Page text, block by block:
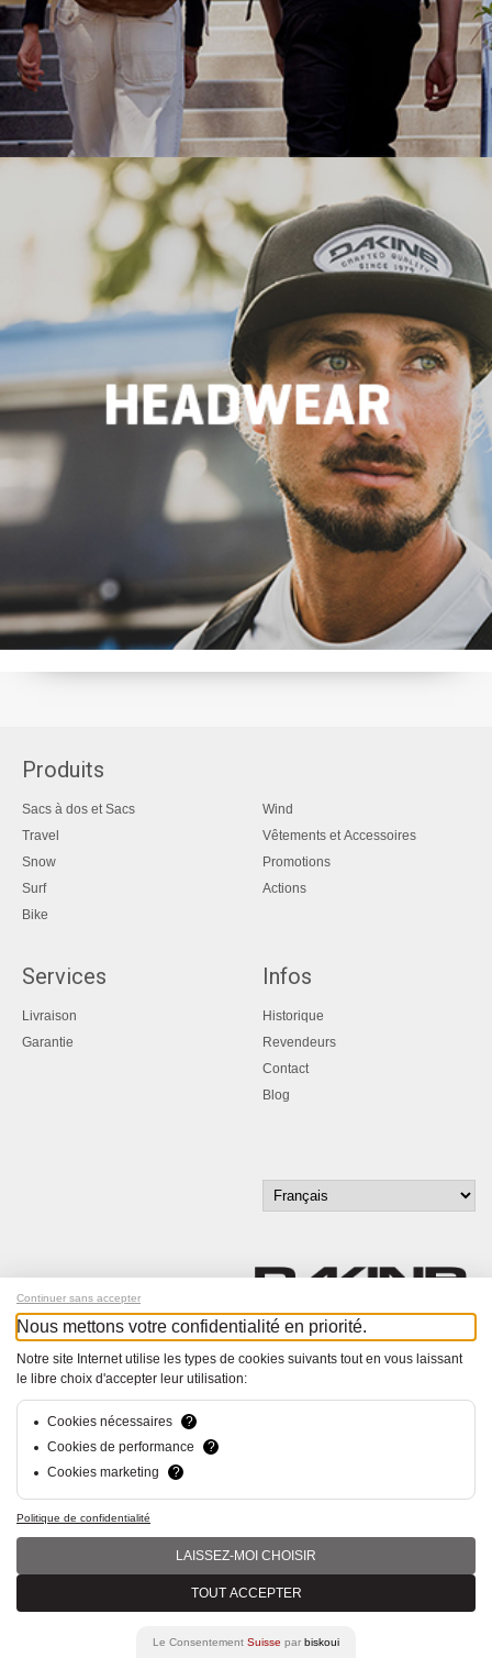
Produits
Sacs à dos et Sacs
Travel
Snow
Surf
Bike
Wind
Vêtements et Accessoires
Promotions
Actions
Services
Livraison
Garantie
Infos
Historique
Revendeurs
Contact
Blog
© Bucher+Walt 2011-2026
Tous droits réservés - Informations non contractuelles
hsolutions.ch
Continuer sans accepter
Nous mettons votre confidentialité en priorité.
Notre site Internet utilise les types de cookies suivants tout en vous laissant
le libre choix d'accepter leur utilisation:
Cookies nécessaires
?
Cookies de performance
?
Cookies marketing
?
Politique de confidentialité
LAISSEZ-MOI CHOISIR
TOUT ACCEPTER
Le Consentement Suisse par biskoui